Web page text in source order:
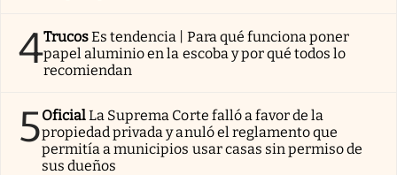
4TrucosEs tendencia | Para qué funciona poner
papel aluminio en la escoba y por qué todos lo
recomiendan
5OficialLa Suprema Corte falló a favor de la
propiedad privada y anuló el reglamento que
permitía a municipios usar casas sin permiso de
sus dueños